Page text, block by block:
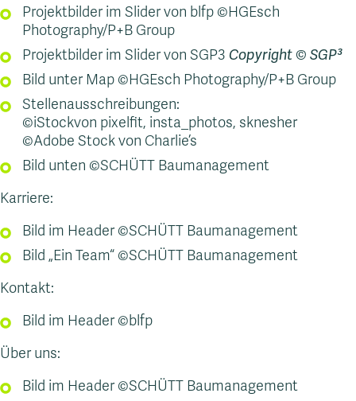
Projektbilder im Slider von blfp ©HGEsch
Photography/P+B Group
Projektbilder im Slider von SGP3 Copyright © SGP³
Bild unter Map ©HGEsch Photography/P+B Group
Stellenausschreibungen:
©iStockvon pixelfit, insta_photos, sknesher
©Adobe Stock von Charlie’s
Bild unten ©SCHÜTT Baumanagement
Karriere:
Bild im Header ©SCHÜTT Baumanagement
Bild „Ein Team“ ©SCHÜTT Baumanagement
Kontakt:
Bild im Header ©blfp
Über uns:
Bild im Header ©SCHÜTT Baumanagement